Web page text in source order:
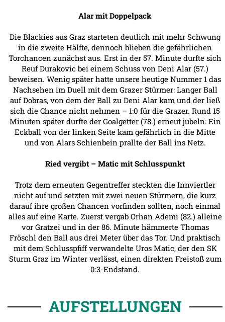
Alar mit Doppelpack
Die Blackies aus Graz starteten deutlich mit mehr Schwung
in die zweite Hälfte, dennoch blieben die gefährlichen
Torchancen zunächst aus. Erst in der 57. Minute durfte sich
Reuf Durakovic bei einem Schuss von Deni Alar (57.)
beweisen. Wenig später hatte unsere heutige Nummer 1 das
Nachsehen im Duell mit dem Grazer Stürmer: Langer Ball
auf Dobras, von dem der Ball zu Deni Alar kam und der ließ
sich die Chance nicht nehmen – 1:0 für die Grazer. Rund 15
Minuten später durfte der Goalgetter (78.) erneut jubeln: Ein
Eckball von der linken Seite kam gefährlich in die Mitte
und von Alars Schienbein prallte der Ball ins Netz.
Ried vergibt – Matic mit Schlusspunkt
Trotz dem erneuten Gegentreffer steckten die Innviertler
nicht auf und setzten mit zwei neuen Stürmern, die kurz
darauf ihre großen Chancen vorfinden sollten, noch einmal
alles auf eine Karte. Zuerst vergab Orhan Ademi (82.) alleine
vor Gratzei und in der 86. Minute hämmerte Thomas
Fröschl den Ball aus drei Meter über das Tor. Und praktisch
mit dem Schlusspfiff verwandelte Uros Matic, der den SK
Sturm Graz im Winter verlässt, einen direkten Freistoß zum
0:3-Endstand.
AUFSTELLUNGEN